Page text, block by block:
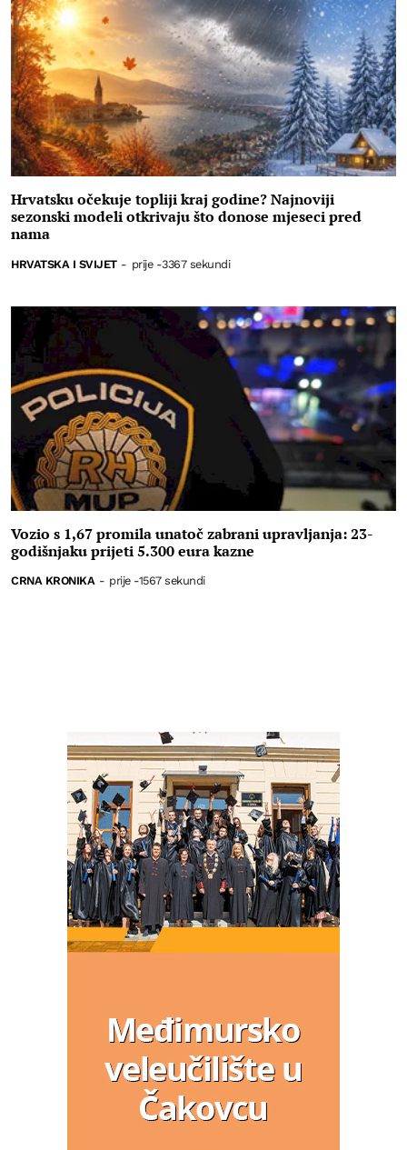
Hrvatsku očekuje topliji kraj godine? Najnoviji
sezonski modeli otkrivaju što donose mjeseci pred
nama
HRVATSKA I SVIJET - prije -3367 sekundi
Vozio s 1,67 promila unatoč zabrani upravljanja: 23-
godišnjaku prijeti 5.300 eura kazne
CRNA KRONIKA - prije -1567 sekundi